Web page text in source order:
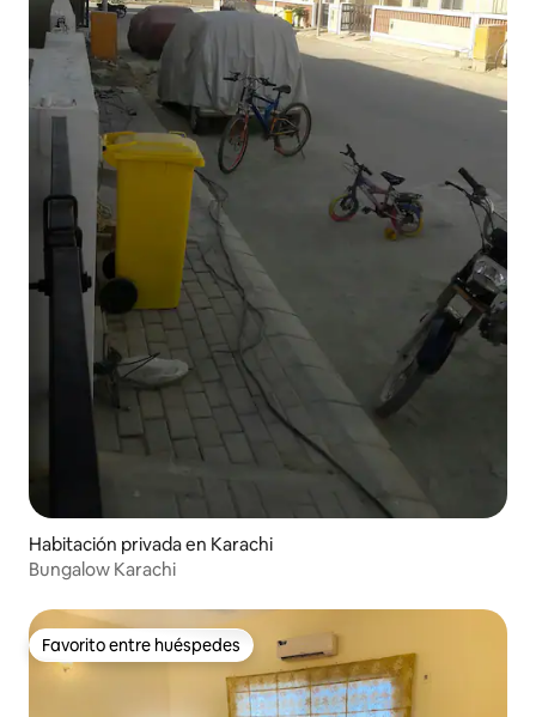
Habitación privada en Karachi
Bungalow Karachi
Favorito entre huéspedes
Favorito entre huéspedes